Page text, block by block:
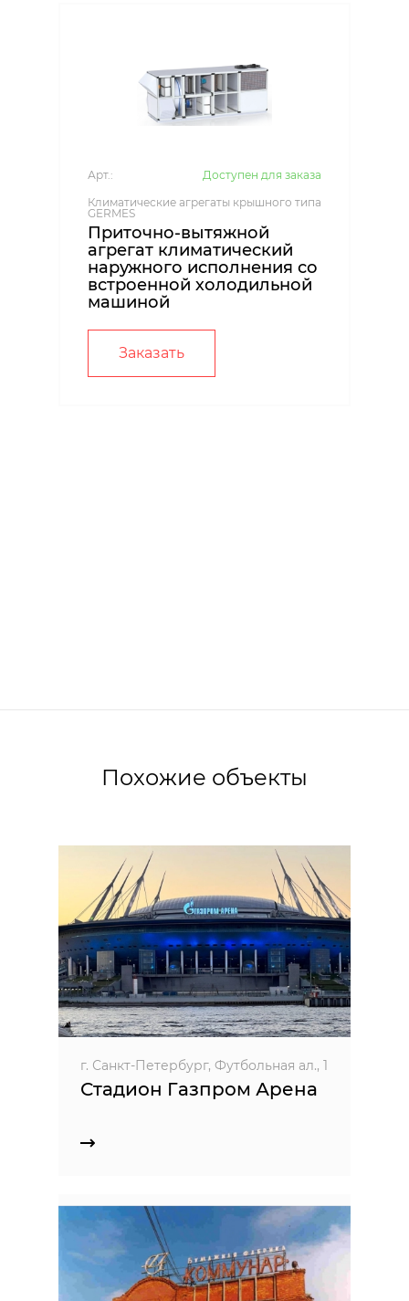
Арт.:
Доступен для заказа
Климатические агрегаты крышного типа
GERMES
Приточно-вытяжной
агрегат климатический
наружного исполнения со
встроенной холодильной
машиной
Заказать
Похожие объекты
г. Санкт-Петербург, Футбольная ал., 1
Стадион Газпром Арена